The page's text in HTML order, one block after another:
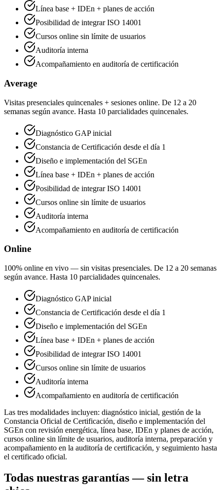
Línea base + IDEn + planes de acción
Posibilidad de integrar ISO 14001
Cursos online sin límite de usuarios
Auditoría interna
Acompañamiento en auditoría de certificación
Average
Visitas presenciales quincenales + sesiones online. De 12 a 20
semanas según avance. Hasta 10 parcialidades quincenales.
Diagnóstico GAP inicial
Constancia de Certificación desde el día 1
Diseño e implementación del SGEn
Línea base + IDEn + planes de acción
Posibilidad de integrar ISO 14001
Cursos online sin límite de usuarios
Auditoría interna
Acompañamiento en auditoría de certificación
Online
100% online en vivo — sin visitas presenciales. De 12 a 20 semanas
según avance. Hasta 10 parcialidades quincenales.
Diagnóstico GAP inicial
Constancia de Certificación desde el día 1
Diseño e implementación del SGEn
Línea base + IDEn + planes de acción
Posibilidad de integrar ISO 14001
Cursos online sin límite de usuarios
Auditoría interna
Acompañamiento en auditoría de certificación
Las tres modalidades incluyen: diagnóstico inicial, gestión de la
Constancia Oficial de Certificación, diseño e implementación del
SGEn con revisión energética, línea base, IDEn y planes de acción,
cursos online sin límite de usuarios, auditoría interna, preparación y
acompañamiento en la auditoría de certificación, y seguimiento hasta
el certificado oficial.
Todas nuestras garantías — sin letra